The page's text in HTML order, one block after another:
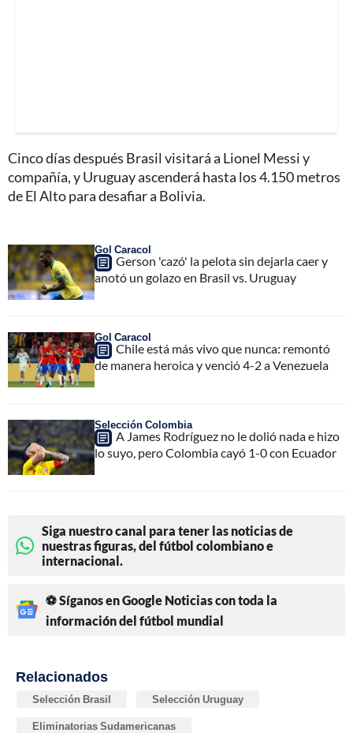
Cinco días después Brasil visitará a Lionel Messi y
compañía, y Uruguay ascenderá hasta los 4.150 metros
de El Alto para desafiar a Bolivia.
Gol Caracol
Gerson 'cazó' la pelota sin dejarla caer y
anotó un golazo en Brasil vs. Uruguay
Gol Caracol
Chile está más vivo que nunca: remontó
de manera heroica y venció 4-2 a Venezuela
Selección Colombia
A James Rodríguez no le dolió nada e hizo
lo suyo, pero Colombia cayó 1-0 con Ecuador
Siga nuestro canal para tener las noticias de
nuestras figuras, del fútbol colombiano e
internacional.
⚽ Síganos en Google Noticias con toda la
información del fútbol mundial
Relacionados
Selección Brasil Selección Uruguay
Eliminatorias Sudamericanas